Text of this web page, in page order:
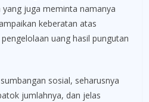
juga meminta namanya
keberatan atas
uang hasil pungutan
sosial, seharusnya
jumlahnya, dan jelas